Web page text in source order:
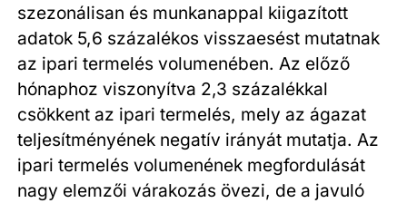
szezonálisan és munkanappal kiigazított
adatok 5,6 százalékos visszaesést mutatnak
az ipari termelés volumenében. Az előző
hónaphoz viszonyítva 2,3 százalékkal
csökkent az ipari termelés, mely az ágazat
teljesítményének negatív irányát mutatja. Az
ipari termelés volumenének megfordulását
nagy elemzői várakozás övezi, de a javuló